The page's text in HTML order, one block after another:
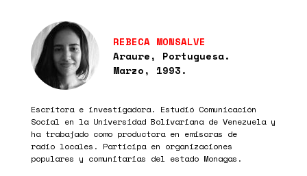
REBECA MONSALVE
Araure, Portuguesa.
Marzo, 1993.
Escritora e investigadora. Estudió Comunicación
Social en la Universidad Bolivariana de Venezuela y
ha trabajado como productora en emisoras de
radio locales. Participa en organizaciones
populares y comunitarias del estado Monagas.